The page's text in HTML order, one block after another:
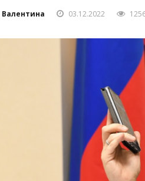
Валентина 03.12.2022